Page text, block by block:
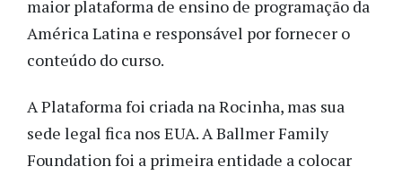
maior plataforma de ensino de programação da
América Latina e responsável por fornecer o
conteúdo do curso.
A Plataforma foi criada na Rocinha, mas sua
sede legal fica nos EUA. A Ballmer Family
Foundation foi a primeira entidade a colocar